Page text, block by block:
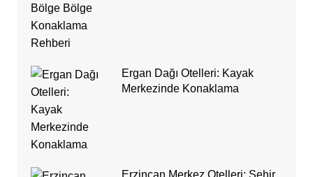
Ergan Dağı Otelleri: Kayak
Merkezinde Konaklama
Erzincan Merkez Otelleri: Şehir